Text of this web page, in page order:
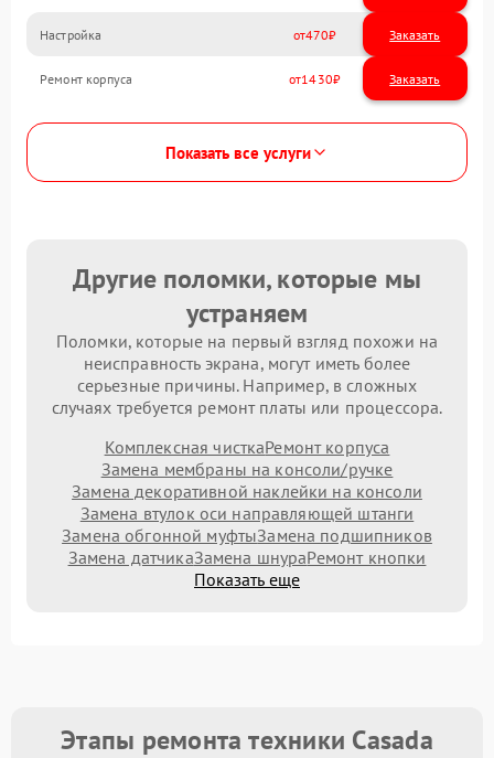
Настройка 470
Ремонт корпуса 1430
Показать все услуги
Другие поломки, которые мы
устраняем
Поломки, которые на первый взгляд похожи на
неисправность экрана, могут иметь более
серьезные причины. Например, в сложных
случаях требуется ремонт платы или процессора.
Комплексная чисткаРемонт корпуса
Замена мембраны на консоли/ручке
Замена декоративной наклейки на консоли
Замена втулок оси направляющей штанги
Замена обгонной муфтыЗамена подшипников
Замена датчикаЗамена шнураРемонт кнопки
Показать еще
Этапы ремонта техники Casada